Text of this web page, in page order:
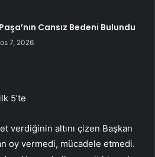
Cansız Bedeni Bulundu
7, 2026
5’te
verdiğinin altını çizen Başkan
oy vermedi, mücadele etmedi.